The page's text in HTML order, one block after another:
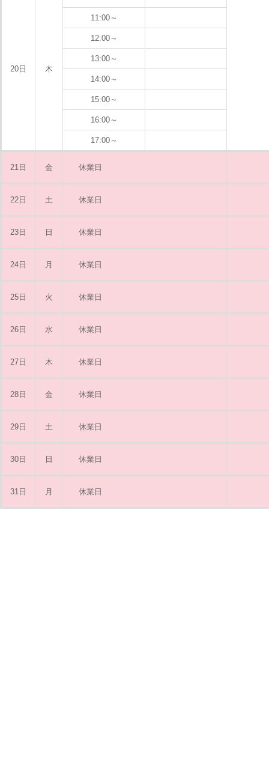
20日 木
11:00～
12:00～
13:00～
14:00～
15:00～
16:00～
17:00～
21日 金 休業日
22日 土 休業日
23日 日 休業日
24日 月 休業日
25日 火 休業日
26日 水 休業日
27日 木 休業日
28日 金 休業日
29日 土 休業日
30日 日 休業日
31日 月 休業日